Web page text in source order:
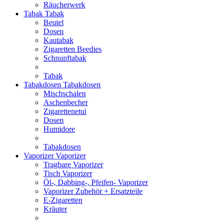
Räucherwerk
Tabak Tabak
Beutel
Dosen
Kautabak
Zigaretten Beedies
Schnupftabak
Tabak
Tabakdosen Tabakdosen
Mischschalen
Aschenbecher
Zigarettenetui
Dosen
Humidore
Tabakdosen
VaporizerVaporizer
Tragbare Vaporizer
Tisch Vaporizer
Öl-, Dabbing-, Pfeifen- Vaporizer
Vaporizer Zubehör + Ersatzteile
E-Zigaretten
Kräuter